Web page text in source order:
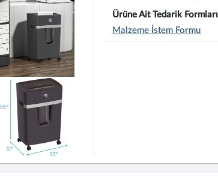
Ürüne Ait Tedarik Formları
Malzeme İstem Formu